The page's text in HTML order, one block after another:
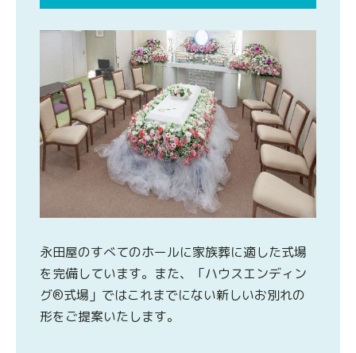
永田屋のすべてのホールに家族葬に適した式場
を完備しています。また、「ハウスエンディン
グ®式場」ではこれまでにない新しいお別れの
形をご提案いたします。